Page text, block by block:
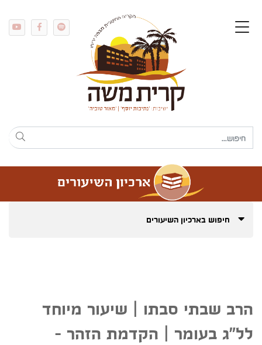
חיפוש בארכיון השיעורים
הרב שבתי סבתו | שיעור מיוחד
לל"ג בעומר | הקדמת הזהר -